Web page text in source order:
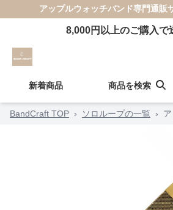
アップルウォッチバンド専門通販
8,000円以上のご購入で
新着商品 商品を検索
BandCraft TOP › ソロループの一覧 ›